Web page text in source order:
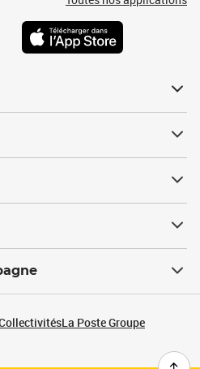
La Poste Groupe